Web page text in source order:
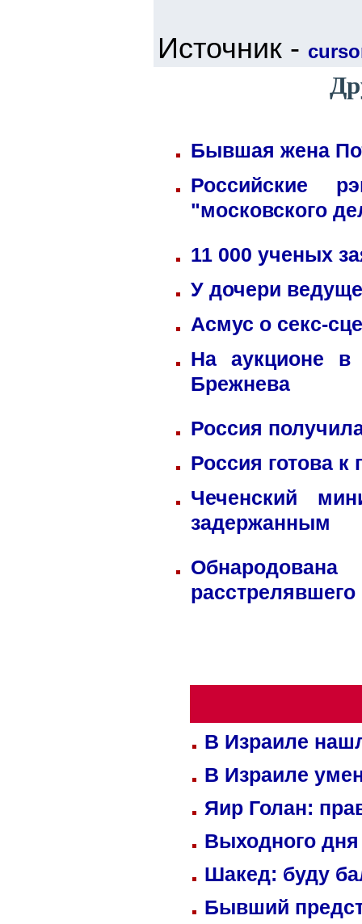
Источник -
Бывшая жена
Российские
"московского
11 000 ученых
У дочери
Асмус о секс-
На аукционе в
Брежнева
Россия
Россия готова к
Чеченский
задержанным
В Израиле
В Израиле
Яир Голан:
Выходного
Шакед: буду
Бывший